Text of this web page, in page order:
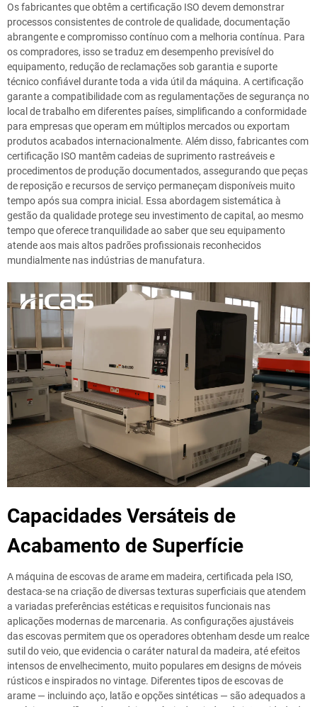
Os fabricantes que obtêm a certificação ISO devem demonstrar
processos consistentes de controle de qualidade, documentação
abrangente e compromisso contínuo com a melhoria contínua. Para
os compradores, isso se traduz em desempenho previsível do
equipamento, redução de reclamações sob garantia e suporte
técnico confiável durante toda a vida útil da máquina. A certificação
garante a compatibilidade com as regulamentações de segurança no
local de trabalho em diferentes países, simplificando a conformidade
para empresas que operam em múltiplos mercados ou exportam
produtos acabados internacionalmente. Além disso, fabricantes com
certificação ISO mantêm cadeias de suprimento rastreáveis e
procedimentos de produção documentados, assegurando que peças
de reposição e recursos de serviço permaneçam disponíveis muito
tempo após sua compra inicial. Essa abordagem sistemática à
gestão da qualidade protege seu investimento de capital, ao mesmo
tempo que oferece tranquilidade ao saber que seu equipamento
atende aos mais altos padrões profissionais reconhecidos
mundialmente nas indústrias de manufatura.
Capacidades Versáteis de
Acabamento de Superfície
A máquina de escovas de arame em madeira, certificada pela ISO,
destaca-se na criação de diversas texturas superficiais que atendem
a variadas preferências estéticas e requisitos funcionais nas
aplicações modernas de marcenaria. As configurações ajustáveis
das escovas permitem que os operadores obtenham desde um realce
sutil do veio, que evidencia o caráter natural da madeira, até efeitos
intensos de envelhecimento, muito populares em designs de móveis
rústicos e inspirados no vintage. Diferentes tipos de escovas de
arame — incluindo aço, latão e opções sintéticas — são adequados a